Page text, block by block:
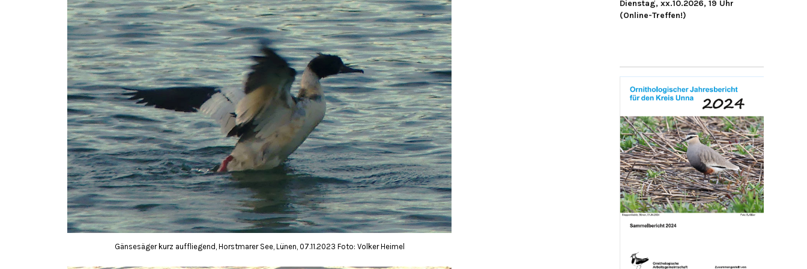
Gänsesäger kurz auffliegend, Horstmarer See, Lünen, 07.11.2023 Foto: Volker Heimel
Dienstag, xx.10.2026, 19 Uhr
(Online-Treffen!)